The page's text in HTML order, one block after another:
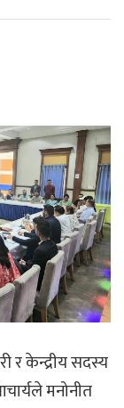
र केन्द्रीय सदस्य
मनोनीत